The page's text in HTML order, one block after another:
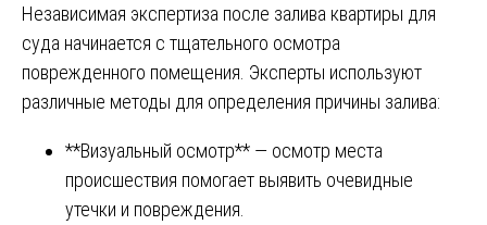
Независимая экспертиза после залива квартиры для
суда начинается с тщательного осмотра
поврежденного помещения. Эксперты используют
различные методы для определения причины залива:
**Визуальный осмотр** — осмотр места
происшествия помогает выявить очевидные
утечки и повреждения.